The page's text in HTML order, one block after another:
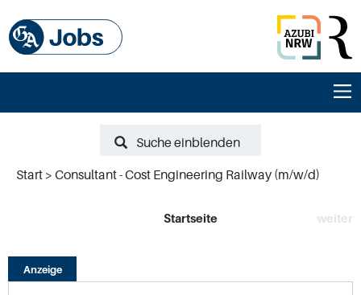
Suche einblenden
Start
Consultant - Cost Engineering Railway (m/w/d)
Startseite weiter
Anzeige